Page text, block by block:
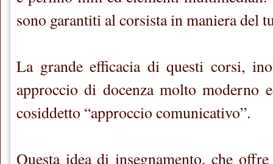
sono garantiti al corsista in maniera del
La grande efficacia di questi corsi,
approccio di docenza molto moderno
cosiddetto “approccio comunicativo”.
Questa idea di insegnamento, che